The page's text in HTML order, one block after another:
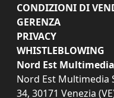
CONDIZIONI DI
GERENZA
PRIVACY
WHISTLEBLOWING
Nord Est
Nord Est Multimedia
34, 30171 Venezia